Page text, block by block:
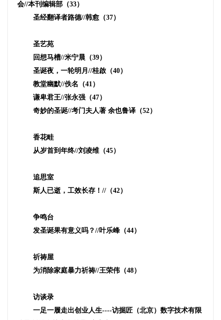
会//本刊编辑部（33）
圣经翻译者路德//韩愈（37）
圣艺苑
回想马槽//米宁晨（39）
圣诞夜，一轮明月 //桂啟（40）
教堂幽默//佚名（41）
谦卑君王//张永强（47）
奇妙的圣诞//考门夫人著 余也鲁译（52）
香花畦
从岁首到年终//刘凌维（45）
追思室
斯人已逝，工效长存！ //（42）
争鸣台
发圣诞果有意义吗？ //叶乐峰（44）
祈祷屋
为消除家庭暴力祈祷//王荣伟（48）
访谈录
一足一履走出创业人生----访掘匠（北京）数字技术有限